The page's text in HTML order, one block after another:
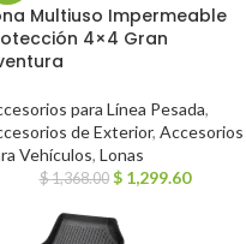
Multiuso Impermeable
4×4 Gran
para Línea Pesada,
de Exterior, Accesorios
Vehículos, Lonas
$1,368.00 $ 1,299.60